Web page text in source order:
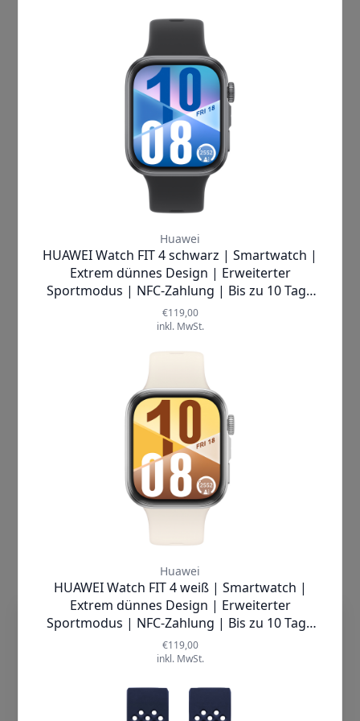
zudem neue Trendsportarten, wie das Stand-
Up-Paddling. Fürs Schwimmen sind beide Uhren
geeignet. Auch GPS ist in beiden Modellen
integriert, wodurch Tempo und Strecke erfasst
werden. Folgende Unterschiede haben wir bei
den Fitness-Funktionen gefunden:
Versa 3 mit 20 Trainingsmodi
Versa 4 mit über 40 Trainingsmodi
Fitbit Versa 3 vs Versa 4 und die
Gesundheits-Funktionen
Mit beiden Uhren lassen sich verschiedene
Gesundheitsdaten erheben, so dass dieser
Vergleich zwischen der Fitbit Versa 3 vs Versa 4
keinen eindeutigen Sieger kennt. Alle wichtigen
Features einer modernen Smartwatch sind hier
vorhanden, wie die Herzfrequenzmessung oder
die Messung der Sauerstoffsättigung im Blut.
Auch das Schlaftracking gehört zum guten
Standard beider Uhren. Mit der Versa 4 ist
jedoch die Blutzuckerüberwachung möglich.
Dies ist mit der Versa 3 nicht ausführbar.
Allerdings kann der Nachfolger den
Blutzuckerspiegel nur in der App protokollieren.
Fitbit Versa 3 vs Versa 4 und die
Alltags-Funktionen
Für den Alltag sind beide Fitbit Smartwatches
bestens gerüstet. Beim Vergleich zeigen sich
hier zwischen der Fitbit Versa 3 vs Versa 4 nur
Anrufe, Nachrichten und App-
Benachrichtigungen angezeigt. Per Bluetooth ist
dieTechnik.de nutzt Cookies, damit wir
unsere Seiten sicher und zuverlässig
anbieten, die Performance prüfen und
Deine Nutzererfahrung einschließlich